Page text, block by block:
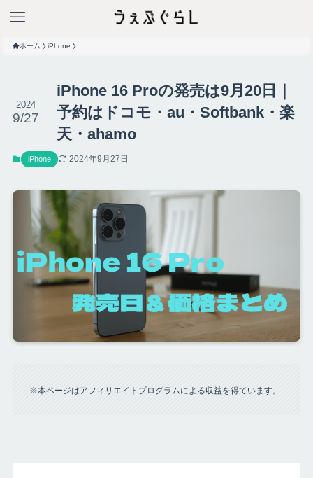
ホーム iPhone
iPhone 16 Proの発売は9月20日｜
予約はドコモ・au・Softbank・楽
天・ahamo
2024
9/27
iPhone 2024年9月27日
※本ページはアフィリエイトプログラムによる収益を得ています。